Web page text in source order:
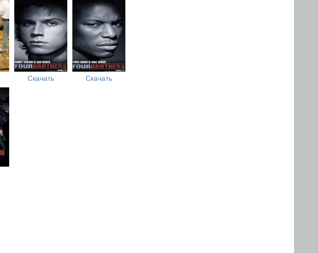
Скачать Скачать